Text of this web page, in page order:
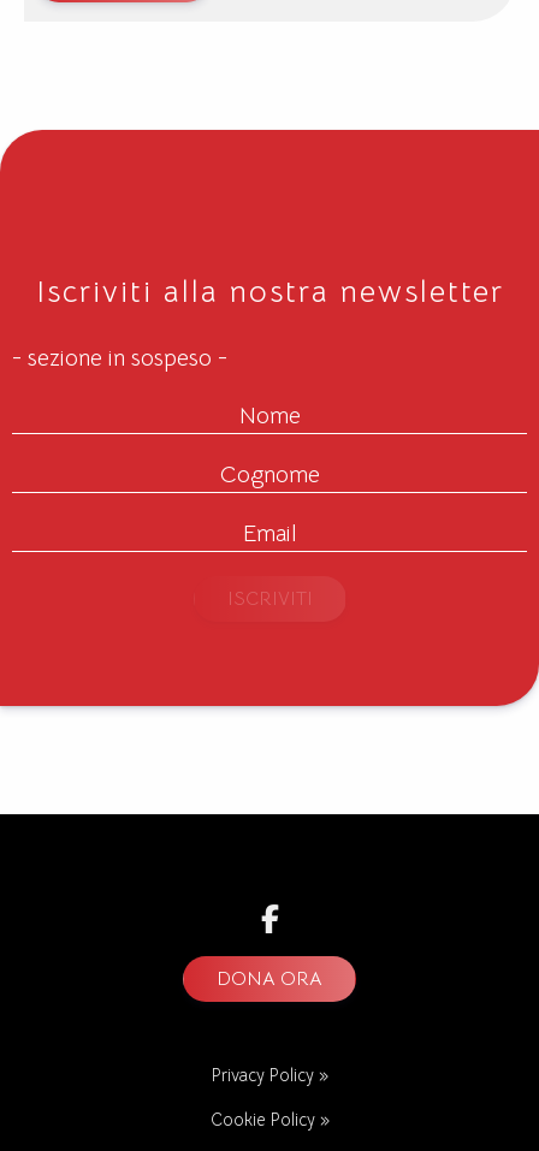
Iscriviti alla nostra newsletter
- sezione in sospeso -
Nome
Cognome
Email
ISCRIVITI
DONA ORA
Privacy Policy »
Cookie Policy »